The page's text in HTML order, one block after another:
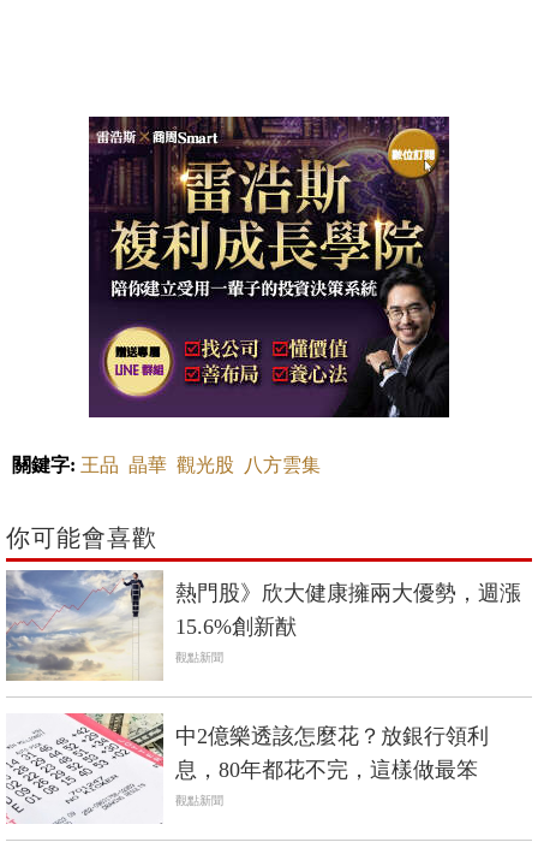
關鍵字: 王品 晶華 觀光股 八方雲集
你可能會喜歡
熱門股》欣大健康擁兩大優勢，週漲
15.6%創新猷
觀點新聞
中2億樂透該怎麼花？放銀行領利
息，80年都花不完，這樣做最笨
觀點新聞